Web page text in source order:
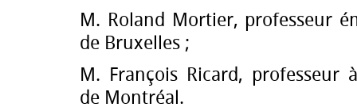
M. Roland Mortier, professeur
de Bruxelles ;
M. François Ricard, professeur
de Montréal.